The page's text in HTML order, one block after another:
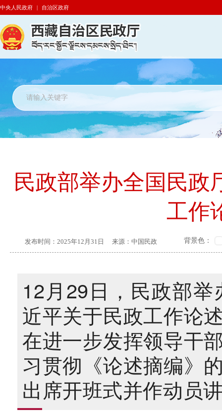
中央人民政府 | 自治区政府
民政部举办全国民政
工作
发布时间： 2025年12月31日 来源： 中国民政 背景色：
12月29日，民政部
近平关于民政工作论
在进一步发挥领导干
习贯彻《论述摘编》
出席开班式并作动员